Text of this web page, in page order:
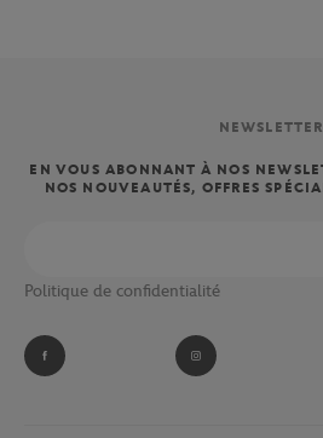
NEWSLETTER
EN VOUS ABONNANT À NOS
NOS NOUVEAUTÉS, OFFRES
Politique de confidentialité